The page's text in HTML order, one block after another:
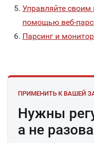
Управляйте своим
помощью веб-
Парсинг и
ПРИМЕНИТЬ К ВАШЕЙ
Нужны
а не